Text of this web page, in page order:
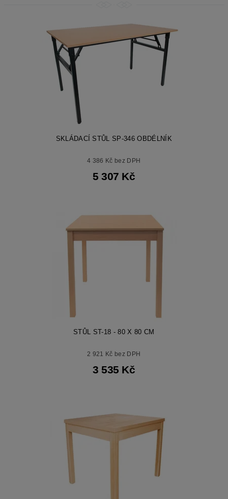
SKLÁDACÍ STŮL SP-346 OBDÉLNÍK
4 386 Kč bez DPH
5 307 Kč
STŮL ST-18 - 80 X 80 CM
2 921 Kč bez DPH
3 535 Kč